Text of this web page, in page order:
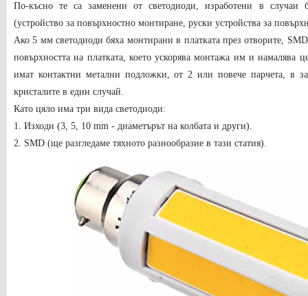
По-късно те са заменени от светодиоди, изработени в случаи
(устройство за повърхностно монтиране, руски устройства за
Ако 5 мм светодиоди бяха монтирани в платката през отворите,
повърхността на платката, което ускорява монтажа им и намалява
имат контактни метални подложки, от 2 или повече парчета, в
кристалите в един случай.
Като цяло има три вида светодиоди:
1. Изходи (3, 5, 10 mm - диаметърът на колбата и други).
2. SMD (ще разгледаме тяхното разнообразие в тази статия).